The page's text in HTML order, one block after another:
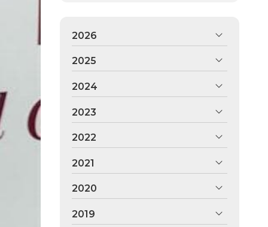
2026
2025
2024
2023
2022
2021
2020
2019